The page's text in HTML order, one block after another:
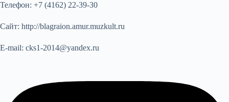
Телефон: +7 (4162) 22-39-30
Сайт: http://blagraion.amur.muzkult.ru
E-mail: cks1-2014@yandex.ru